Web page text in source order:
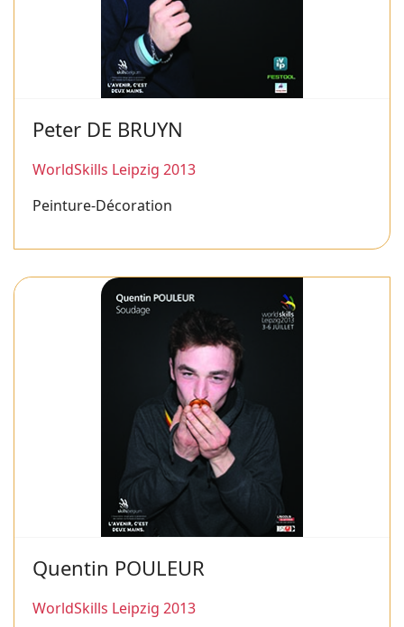
Peter DE BRUYN
WorldSkills Leipzig 2013
Peinture-Décoration
Quentin POULEUR
WorldSkills Leipzig 2013